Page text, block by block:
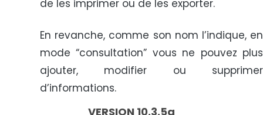
de les imprimer ou de les exporter.
En revanche, comme son nom l’indique, en
mode “consultation” vous ne pouvez plus
ajouter, modifier ou supprimer
d’informations.
VERSION 10.3.5a